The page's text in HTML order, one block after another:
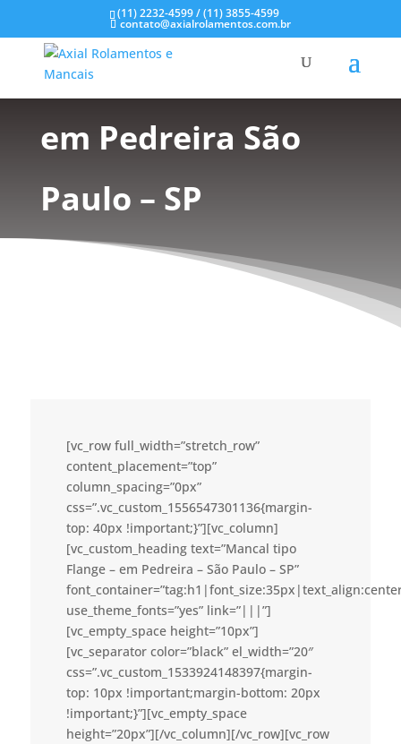
(11) 2232-4599 / (11) 3855-4599
contato@axialrolamentos.com.br
Mancal tipo Flange
em Pedreira São
Paulo – SP
[vc_row full_width=”stretch_row”
content_placement=”top”
column_spacing=”0px”
css=”.vc_custom_1556547301136{margin-
top: 40px !important;}”][vc_column]
[vc_custom_heading text=”Mancal tipo
Flange – em Pedreira – São Paulo – SP”
use_theme_fonts=”yes” link=”|||”]
[vc_empty_space height=”10px”]
[vc_separator color=”black” el_width=”20″
css=”.vc_custom_1533924148397{margin-
top: 10px !important;margin-bottom: 20px
!important;}”][vc_empty_space
height=”20px”][/vc_column][/vc_row][vc_row